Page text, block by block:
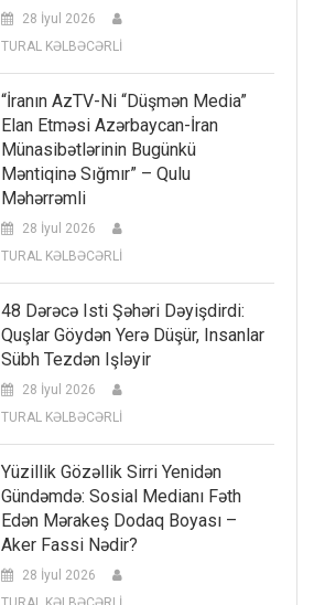
28 İyul 2026
TURAL KƏLBƏCƏRLİ
“İranın AzTV-Ni “düşmən Media”
Elan Etməsi Azərbaycan-İran
Münasibətlərinin Bugünkü
Məntiqinə Sığmır” – Qulu
Məhərrəmli
28 İyul 2026
TURAL KƏLBƏCƏRLİ
48 Dərəcə Isti Şəhəri Dəyişdirdi:
Quşlar Göydən Yerə Düşür, Insanlar
Sübh Tezdən Işləyir
28 İyul 2026
TURAL KƏLBƏCƏRLİ
Yüzillik Gözəllik Sirri Yenidən
Gündəmdə: Sosial Medianı Fəth
Edən Mərakeş Dodaq Boyası –
Aker Fassi Nədir?
28 İyul 2026